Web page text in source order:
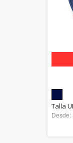
Talla
Desde: